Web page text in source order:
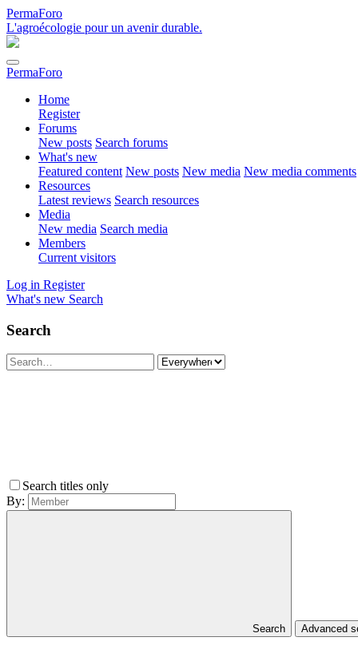
PermaForo
L'agroécologie pour un avenir durable.
PermaForo
Home
Register
Forums
New posts Search forums
What's new
Featured content New posts New media New media comments
Resources
Latest reviews Search resources
Media
New media Search media
Members
Current visitors
Log in Register
What's new Search
Search
Search titles only
By:
Search Advanced